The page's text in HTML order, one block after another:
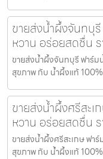
ขายส่งน้ำผึ้งจันทบุ
หวาน อร่อยสดชื่น
ขายส่งน้ำผึ้งจันทบุรี ฟาร์ม
สุขภาพ กับ น้ำผึ้งแท้
ขายส่งน้ำผึ้งศรีสะ
หวาน อร่อยสดชื่น
ขายส่งน้ำผึ้งศรีสะเกษ ฟา
สุขภาพ กับ น้ำผึ้งแท้